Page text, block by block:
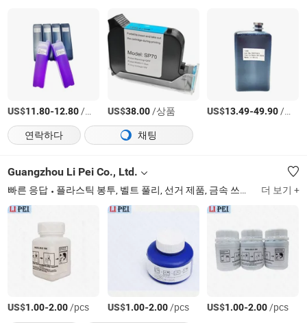
US$11.80-12.80/상품 US$38.00/상품 US$13.49-49.90/상품
연락하다
채팅
Guangzhou Li Pei Co., Ltd.
빠른 응답 플라스틱 봉투, 벨트 풀리, 선거 제품, 금속 쓰레기통 더 보기 +
US$1.00-2.00/pcs US$1.00-2.00/pcs US$1.00-2.00/pcs